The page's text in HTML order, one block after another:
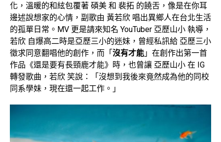
化，溫暖的和絃包覆著 碩美 和 裴拓 的饒舌，像是在你耳
邊述說想家的心情，副歌由 黃若欣 唱出異鄉人在台北生活
的孤單日常。MV 更是請來知名 YouTuber 亞歷山小 執導，
若欣 自爆高二時是亞歷三小的迷妹，曾經私訊給 亞歷三小
徵求同意翻唱他的創作，而「沒有才能 」在創作出第一首
作品《還是要有長頸鹿才能》時，也曾讓 亞歷山小 在 IG
轉發歌曲，若欣 笑說：「沒想到我後來竟然成為他的同校
同系學妹，現在還一起工作。」